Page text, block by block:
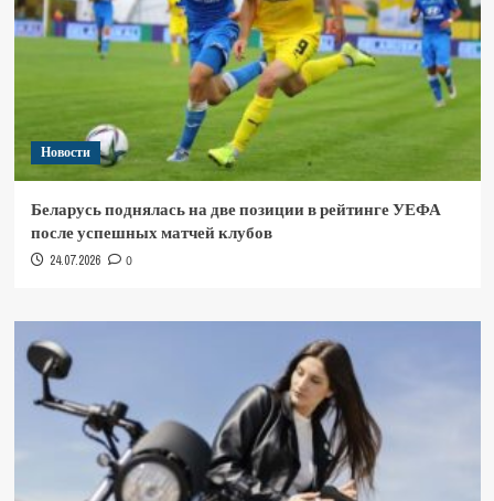
Новости
Беларусь поднялась на две позиции в рейтинге УЕФА
после успешных матчей клубов
24.07.2026 0